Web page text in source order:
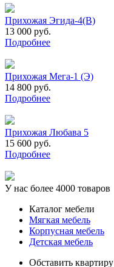
Прихожая Эгида-4(В)
13 000 руб.
Подробнее
Прихожая Мега-1 (Э)
14 800 руб.
Подробнее
Прихожая Любава 5
15 600 руб.
Подробнее
У нас более 4000 товаров
Каталог мебели
Мягкая мебель
Корпусная мебель
Детская мебель
Обставить квартиру